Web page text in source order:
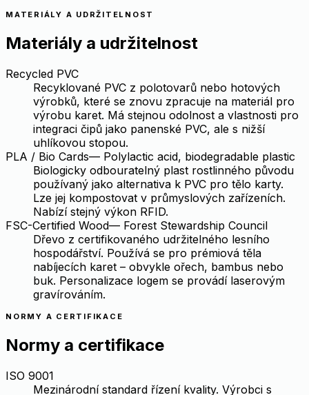
MATERIÁLY A UDRŽITELNOST
Materiály a udržitelnost
Recycled PVC
Recyklované PVC z polotovarů nebo hotových
výrobků, které se znovu zpracuje na materiál pro
výrobu karet. Má stejnou odolnost a vlastnosti pro
integraci čipů jako panenské PVC, ale s nižší
uhlíkovou stopou.
PLA / Bio Cards— Polylactic acid, biodegradable plastic
Biologicky odbouratelný plast rostlinného původu
používaný jako alternativa k PVC pro tělo karty.
Lze jej kompostovat v průmyslových zařízeních.
Nabízí stejný výkon RFID.
FSC-Certified Wood— Forest Stewardship Council
Dřevo z certifikovaného udržitelného lesního
hospodářství. Používá se pro prémiová těla
nabíjecích karet – obvykle ořech, bambus nebo
buk. Personalizace logem se provádí laserovým
gravírováním.
NORMY A CERTIFIKACE
Normy a certifikace
ISO 9001
Mezinárodní standard řízení kvality. Výrobci s